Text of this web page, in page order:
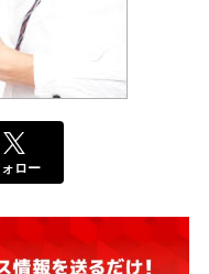
ロー